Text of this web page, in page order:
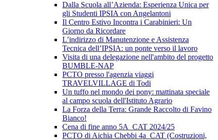
Dalla Scuola all’Azienda: Esperienza Unica per
gli Studenti IPSIA con Angelantoni
Il Centro Estivo Incontra i Carabinieri: Un
Giorno da Ricordare
L’indirizzo di Manutenzione e Assistenza
Tecnica dell’IPSIA: un ponte verso il lavoro
Visita di una delegazione nell'ambito del progetto
BUMBLE-NAP
PCTO presso l'agenzia viaggi
TRAVELVILLAGE di Todi
Un tuffo nel mondo dei pony: mattinata speciale
al campo scuola dell'Istituto Agrario
La Forza della Terra: Grande Raccolto di Favino
Bianco!
Cena di fine anno 5A_CAT 2024/25
PCTO di Aichia Chebbi 4a_CAT (Costruzioni,